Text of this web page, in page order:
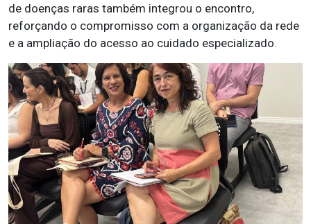
de doenças raras também integrou o encontro,
reforçando o compromisso com a organização da rede
e a ampliação do acesso ao cuidado especializado.